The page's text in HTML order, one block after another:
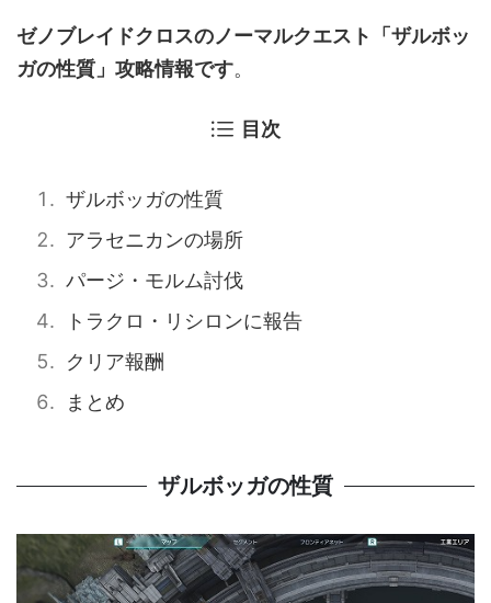
ゼノブレイドクロスのノーマルクエスト「ザルボッ
ガの性質」攻略情報です。
目次
ザルボッガの性質
アラセニカンの場所
パージ・モルム討伐
トラクロ・リシロンに報告
クリア報酬
まとめ
ザルボッガの性質